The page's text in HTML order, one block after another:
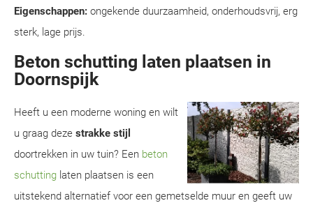
Eigenschappen: ongekende duurzaamheid, onderhoudsvrij, erg
sterk, lage prijs.
Beton schutting laten plaatsen in
Doornspijk
Heeft u een moderne woning en wilt
u graag deze strakke stijl
doortrekken in uw tuin? Een beton
schutting laten plaatsen is een
uitstekend alternatief voor een gemetselde muur en geeft uw